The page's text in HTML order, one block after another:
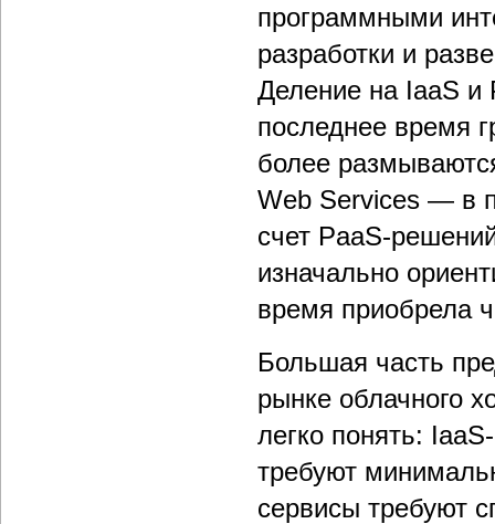
программными
разработки и
Деление на IaaS и
последнее время
более
Web Services — в
счет PaaS-
изначально
время приобрела
Большая часть
рынке облачного
легко понять:
требуют
сервисы требуют